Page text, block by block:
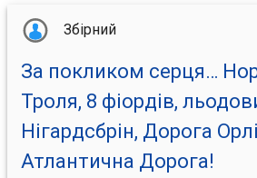
Збірний
За покликом серця…
Троля, 8 фіордів,
Нігардсбрін, Дорога
Атлантична Дорога!